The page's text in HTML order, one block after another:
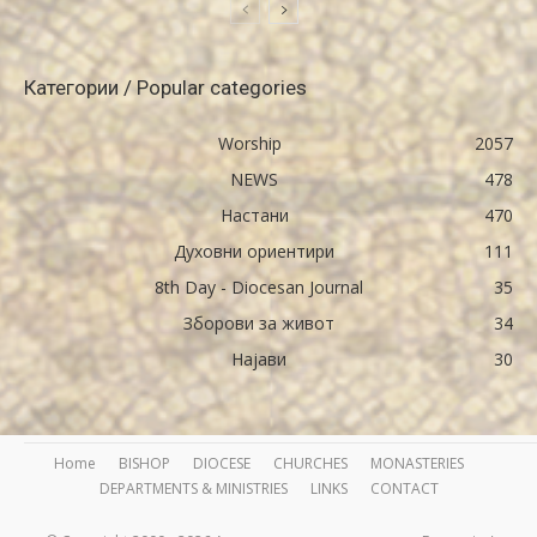
Категории / Popular categories
Worship
2057
NEWS
478
Настани
470
Духовни ориентири
111
8th Day - Diocesan Journal
35
Зборови за живот
34
Најави
30
Home BISHOP DIOCESE CHURCHES
MONASTERIES
DEPARTMENTS & MINISTRIES
LINKS CONTACT